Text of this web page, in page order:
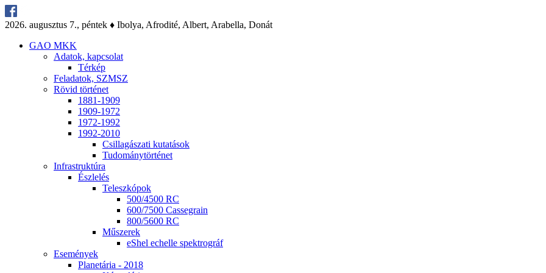
2026. au­gusz­tus 7., pén­tek ♦ Ibo­lya, Af­ro­di­té, Al­bert, Arab­el­la, Do­nát
GAO MKK
Ada­tok, kap­cso­lat
Tér­kép
Fel­ada­tok, SZMSZ
Rö­vid tör­té­net
1881-1909
1909-1972
1972-1992
1992-2010
Csil­la­gá­sza­ti ku­ta­tá­sok
Tu­do­mány­tör­té­net
Inf­ra­struk­tú­ra
Ész­le­lés
Te­lesz­kó­pok
500/4500 RC
600/7500 Cas­seg­ra­in
800/5600 RC
Mű­sze­rek
eS­hel echel­le spekt­ro­gráf
Ese­mé­nyek
Pla­ne­tá­ria - 2018